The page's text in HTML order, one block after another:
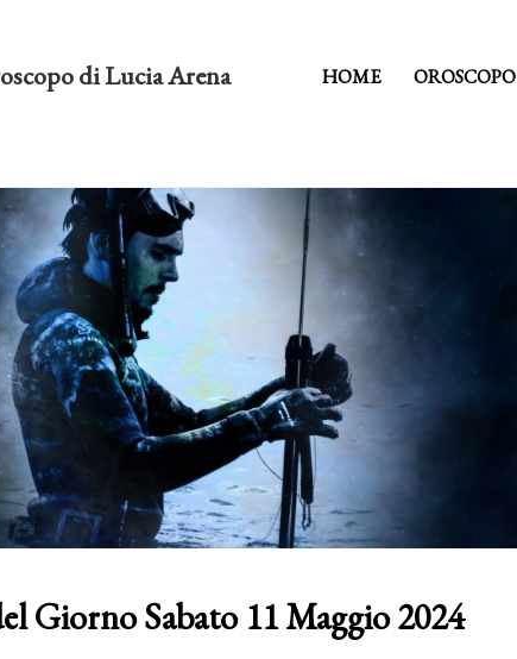
di Lucia Arena HOME OROSCOPO
Giorno Sabato 11 Maggio 2024